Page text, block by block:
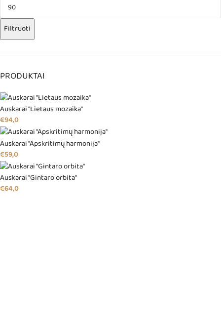
Filtruoti
PRODUKTAI
Auskarai "Lietaus mozaika"
€94,0
Auskarai "Apskritimų harmonija"
€59,0
Auskarai "Gintaro orbita"
€64,0